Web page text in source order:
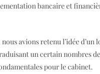
bancaire et
avions retenu l’idée d’un
un certain nombres
pour le cabinet.